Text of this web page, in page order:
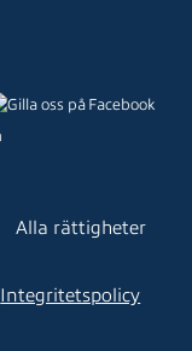
Alla rättigheter
Integritetspolicy